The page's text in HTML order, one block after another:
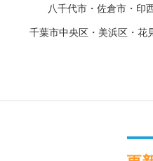
八千代市・佐倉市・印
千葉市中央区・美浜区・花